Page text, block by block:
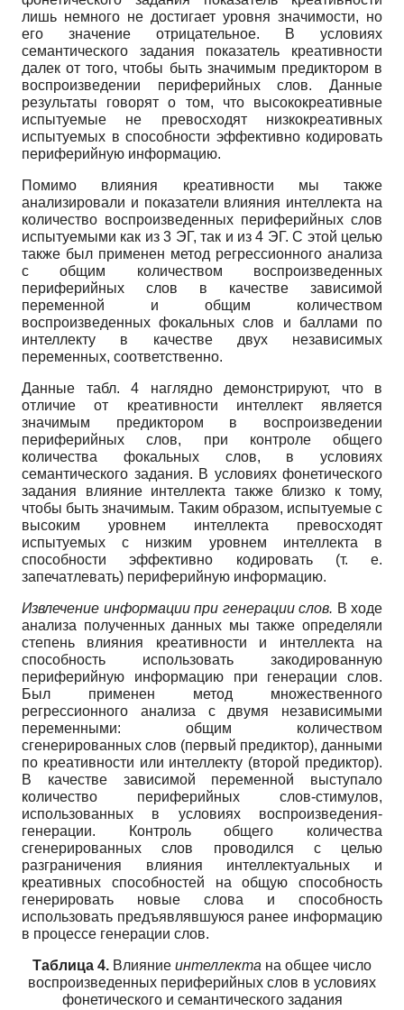
лишь немного не достигает уровня значимости, но
его значение отрицательное. В условиях
семантического задания показатель креативности
далек от того, чтобы быть значимым предиктором в
воспроизведении периферийных слов. Данные
результаты говорят о том, что высококреативные
испытуемые не превосходят низкокреативных
испытуемых в способности эффективно кодировать
периферийную информацию.
Помимо влияния креативности мы также
анализировали и показатели влияния интеллекта на
количество воспроизведенных периферийных слов
испытуемыми как из 3 ЭГ, так и из 4 ЭГ. С этой целью
также был применен метод регрессионного анализа
с общим количеством воспроизведенных
периферийных слов в качестве зависимой
переменной и общим количеством
воспроизведенных фокальных слов и баллами по
интеллекту в качестве двух независимых
переменных, соответственно.
Данные табл. 4 наглядно демонстрируют, что в
отличие от креативности интеллект является
значимым предиктором в воспроизведении
периферийных слов, при контроле общего
количества фокальных слов, в условиях
семантического задания. В условиях фонетического
задания влияние интеллекта также близко к тому,
чтобы быть значимым. Таким образом, испытуемые с
высоким уровнем интеллекта превосходят
испытуемых с низким уровнем интеллекта в
способности эффективно кодировать (т. е.
запечатлевать) периферийную информацию.
Извлечение информации при генерации слов. В ходе
анализа полученных данных мы также определяли
степень влияния креативности и интеллекта на
способность использовать закодированную
периферийную информацию при генерации слов.
Был применен метод множественного
регрессионного анализа с двумя независимыми
переменными: общим количеством
сгенерированных слов (первый предиктор), данными
по креативности или интеллекту (второй предиктор).
В качестве зависимой переменной выступало
количество периферийных слов-стимулов,
использованных в условиях воспроизведения-
генерации. Контроль общего количества
сгенерированных слов проводился с целью
разграничения влияния интеллектуальных и
креативных способностей на общую способность
генерировать новые слова и способность
использовать предъявлявшуюся ранее информацию
в процессе генерации слов.
Таблица 4. Влияние интеллекта на общее число
воспроизведенных периферийных слов в условиях
фонетического и семантического задания